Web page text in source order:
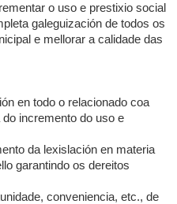
o uso e prestixio social
galeguización de todos os
e mellorar a calidade das
en todo o relacionado coa
incremento do uso e
da lexislación en materia
garantindo os dereitos
conveniencia, etc., de